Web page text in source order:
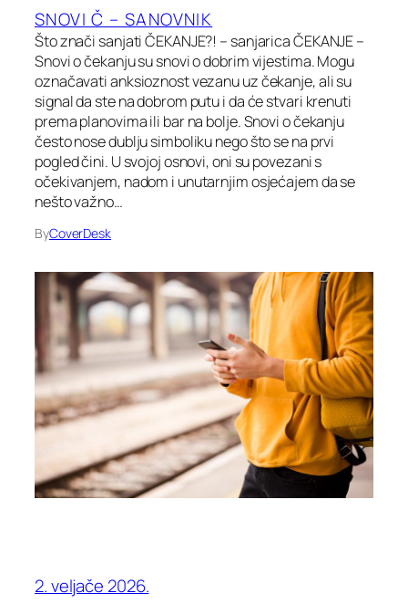
SNOVI Č – SANOVNIK
Što znači sanjati ČEKANJE?! – sanjarica ČEKANJE –
Snovi o čekanju su snovi o dobrim vijestima. Mogu
označavati anksioznost vezanu uz čekanje, ali su
signal da ste na dobrom putu i da će stvari krenuti
prema planovima ili bar na bolje. Snovi o čekanju
često nose dublju simboliku nego što se na prvi
pogled čini. U svojoj osnovi, oni su povezani s
očekivanjem, nadom i unutarnjim osjećajem da se
nešto važno…
ByCoverDesk
2. veljače 2026.